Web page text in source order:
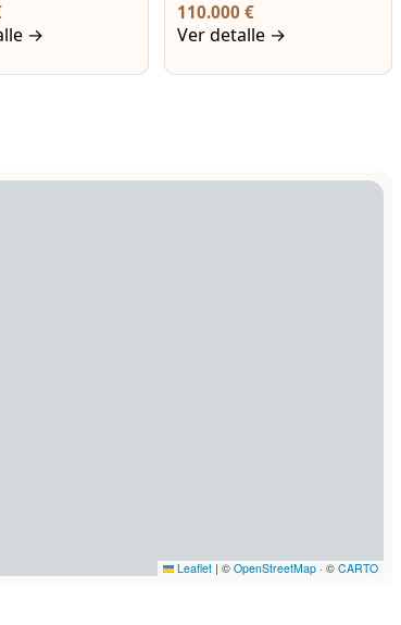
→
110.000 €
Ver detalle →